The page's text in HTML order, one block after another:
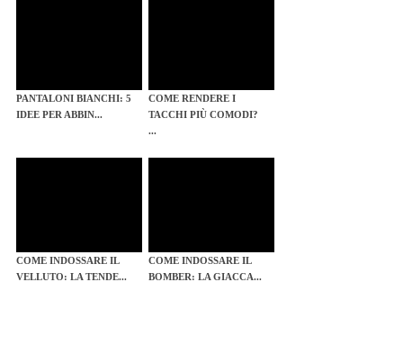
PANTALONI BIANCHI: 5
IDEE PER ABBIN...
COME RENDERE I
TACCHI PIÙ COMODI?
...
COME INDOSSARE IL
VELLUTO: LA TENDE...
COME INDOSSARE IL
BOMBER: LA GIACCA...